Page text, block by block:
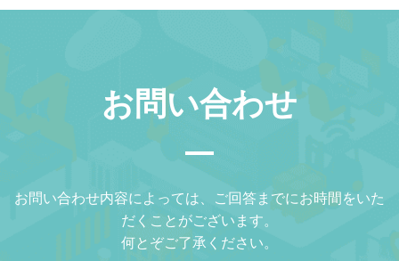
お問い合わせ
お問い合わせ内容によっては、ご回答までにお時間をいた
だくことがございます。
何とぞご了承ください。